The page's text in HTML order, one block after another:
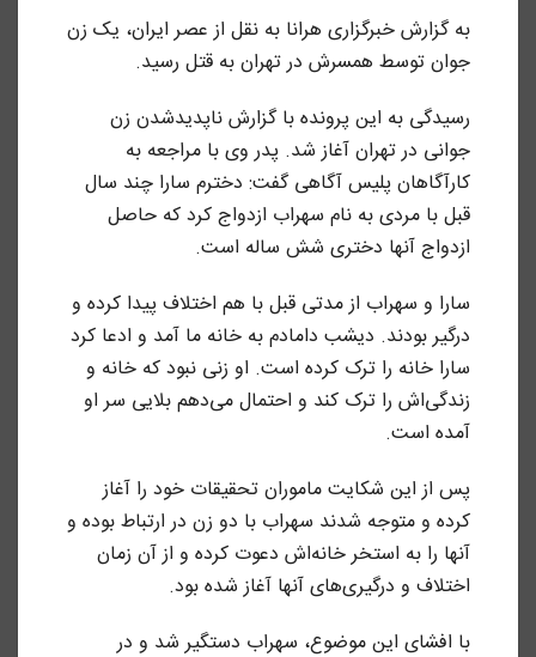
به گزارش خبرگزاری هرانا به نقل از عصر ایران، یک زن
جوان توسط همسرش در تهران به قتل رسید.
رسیدگی به این پرونده با گزارش ناپدیدشدن زن
جوانی در تهران آغاز شد. پدر وی با مراجعه به
کارآگاهان پلیس آگاهی گفت: دخترم سارا چند سال
قبل با مردی به‌ نام سهراب ازدواج کرد که حاصل
ازدواج آنها دختری شش‌ ساله است.
سارا و سهراب از مدتی قبل با هم اختلاف پیدا کرده و
درگیر بودند. دیشب دامادم به خانه ما آمد و ادعا کرد
سارا خانه را ترک کرده است. او زنی نبود که خانه و
زندگی‌اش را ترک کند و احتمال می‌دهم بلایی سر او
آمده است.
پس از این شکایت ماموران تحقیقات خود را آغاز
کرده و متوجه شدند سهراب با دو زن در ارتباط بوده و
آنها را به استخر خانه‌اش دعوت کرده و از آن زمان
اختلاف و درگیری‌های آنها آغاز شده بود.
با افشای این موضوع، سهراب دستگیر شد و در